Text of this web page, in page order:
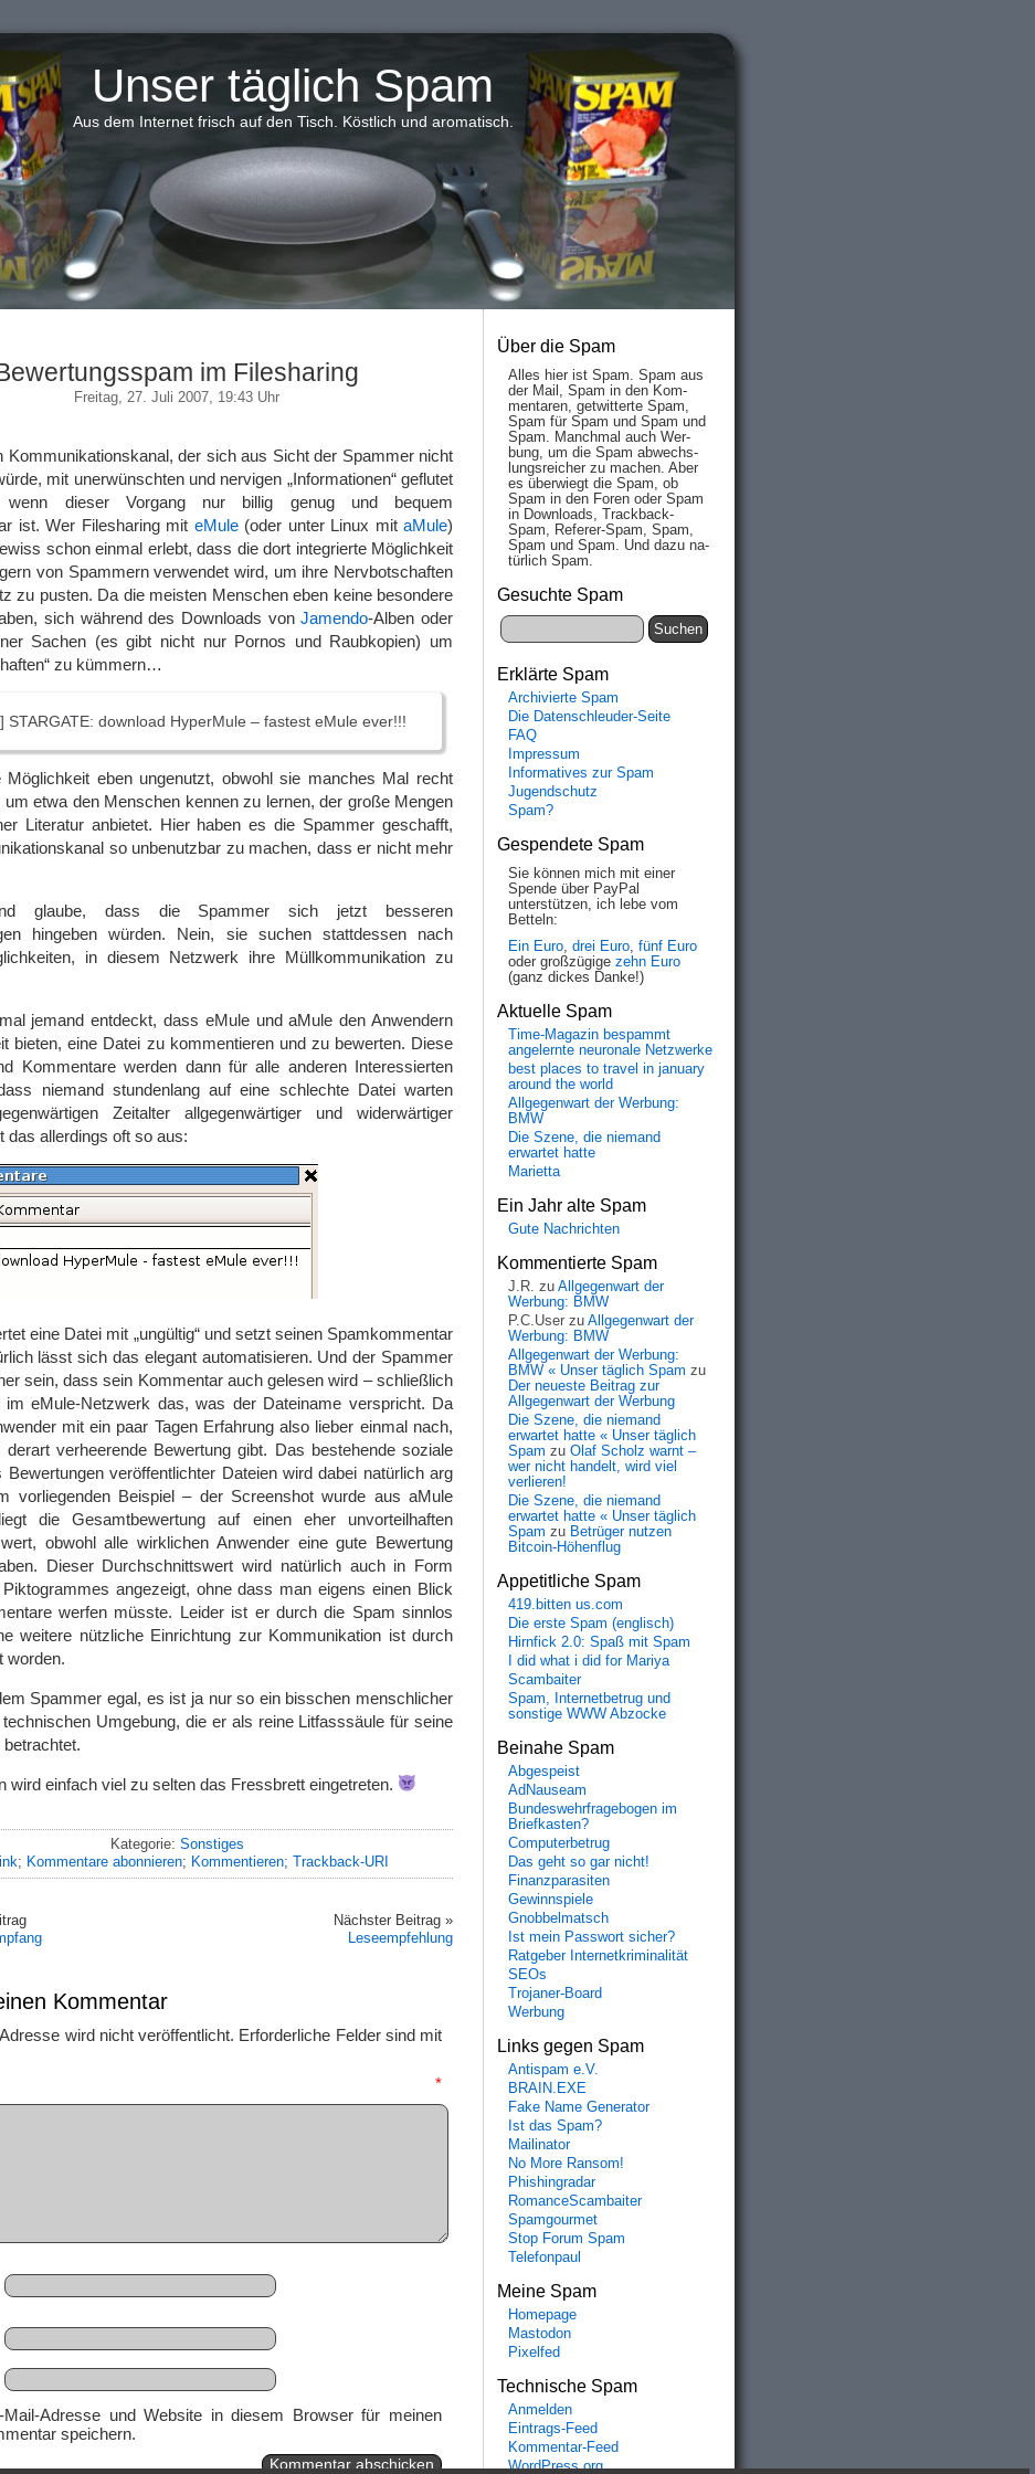
Unser täglich Spam
Aus dem Internet frisch auf den Tisch. Köstlich und aromatisch.
im Filesharing
Freitag, 27. Juli 2007, 19:43 Uhr
Kommunikationskanal, der sich aus Sicht der Spammer nicht
mit unerwünschten und nervigen „Informationen“ geflutet
dieser Vorgang nur billig genug und bequem
ist. Wer Filesharing mit eMule(oder unter Linux mit aMule)
schon einmal erlebt, dass die dort integrierte Möglichkeit
von Spammern verwendet wird, um ihre Nervbotschaften
zu pusten. Da die meisten Menschen eben keine besondere
sich während des Downloads vonJamendo-Alben oder
Sachen (es gibt nicht nur Pornos und Raubkopien) um
zu kümmern…
STARGATE: download HyperMule – fastest eMule ever!!!
eben ungenutzt, obwohl sie manches Mal recht
um etwa den Menschen kennen zu lernen, der große Mengen
Literatur anbietet. Hier haben es die Spammer geschafft,
so unbenutzbar zu machen, dass er nicht mehr
glaube, dass die Spammer sich jetzt besseren
hingeben würden. Nein, sie suchen stattdessen nach
in diesem Netzwerk ihre Müllkommunikation zu
jemand entdeckt, dass eMule und aMule den Anwendern
bieten, eine Datei zu kommentieren und zu bewerten. Diese
Kommentare werden dann für alle anderen Interessierten
niemand stundenlang auf eine schlechte Datei warten
Zeitalter allgegenwärtiger und widerwärtiger
das allerdings oft so aus:
eine Datei mit „ungültig“ und setzt seinen Spamkommentar
lässt sich das elegant automatisieren. Und der Spammer
sein, dass sein Kommentar auch gelesen wird – schließlich
eMule-Netzwerk das, was der Dateiname verspricht. Da
mit ein paar Tagen Erfahrung also lieber einmal nach,
verheerende Bewertung gibt. Das bestehende soziale
Bewertungen veröffentlichter Dateien wird dabei natürlich arg
vorliegenden Beispiel – der Screenshot wurde aus aMule
die Gesamtbewertung auf einen eher unvorteilhaften
obwohl alle wirklichen Anwender eine gute Bewertung
Dieser Durchschnittswert wird natürlich auch in Form
angezeigt, ohne dass man eigens einen Blick
werfen müsste. Leider ist er durch die Spam sinnlos
weitere nützliche Einrichtung zur Kommunikation ist durch
worden.
Spammer egal, es ist ja nur so ein bisschen menschlicher
Umgebung, die er als reine Litfasssäule für seine
wird einfach viel zu selten das Fressbrett eingetreten.
Kategorie: Sonstiges
; Kommentare abonnieren; Kommentieren; Trackback-URI
Nächster Beitrag »
Leseempfehlung
Kommentar
wird nicht veröffentlicht. Erforderliche Felder sind mit
*
Mail-Adresse und Website in diesem Browser für meinen
speichern.
Über die Spam
Alles hier ist Spam. Spam aus
der Mail, Spam in den Kom­
men­taren, ge­twit­ter­te Spam,
Spam für Spam und Spam und
Spam. Manch­mal auch Wer­
bung, um die Spam ab­wechs­
lungs­reich­er zu mach­en. Aber
es über­wiegt die Spam, ob
Spam in den Fo­ren oder Spam
in Down­loads, Track­back-
Spam, Re­fe­rer-Spam, Spam,
Spam und Spam. Und da­zu na­
tür­lich Spam.
Gesuchte Spam
Erklärte Spam
Archivierte Spam
Die Datenschleuder-Seite
FAQ
Impressum
Informatives zur Spam
Jugendschutz
Spam?
Gespendete Spam
Sie können mich mit einer
Spende über PayPal
unterstützen, ich lebe vom
Betteln:
Ein Euro, drei Euro, fünf Euro
oder großzügige zehn Euro
(ganz dickes Danke!)
Aktuelle Spam
Time-Magazin bespammt
angelernte neuronale Netzwerke
best places to travel in january
around the world
Allgegenwart der Werbung:
BMW
Die Szene, die niemand
erwartet hatte
Marietta
Ein Jahr alte Spam
Gute Nachrichten
Kommentierte Spam
J.R. zu Allgegenwart der
Werbung: BMW
P.C.User zu Allgegenwart der
Werbung: BMW
Allgegenwart der Werbung:
BMW « Unser täglich Spam zu
Der neueste Beitrag zur
Allgegenwart der Werbung
Die Szene, die niemand
erwartet hatte « Unser täglich
Spam zu Olaf Scholz warnt –
wer nicht handelt, wird viel
verlieren!
Die Szene, die niemand
erwartet hatte « Unser täglich
Spam zu Betrüger nutzen
Bitcoin-Höhenflug
Appetitliche Spam
419.bitten us.com
Die erste Spam (englisch)
Hirnfick 2.0: Spaß mit Spam
I did what i did for Mariya
Scambaiter
Spam, Internetbetrug und
sonstige WWW Abzocke
Beinahe Spam
Abgespeist
AdNauseam
Bundeswehrfragebogen im
Briefkasten?
Computerbetrug
Das geht so gar nicht!
Finanzparasiten
Gewinnspiele
Gnobbelmatsch
Ist mein Passwort sicher?
Ratgeber Internetkriminalität
SEOs
Trojaner-Board
Werbung
Links gegen Spam
Antispam e.V.
BRAIN.EXE
Fake Name Generator
Ist das Spam?
Mailinator
No More Ransom!
Phishingradar
RomanceScambaiter
Spamgourmet
Stop Forum Spam
Telefonpaul
Meine Spam
Homepage
Mastodon
Pixelfed
Technische Spam
Anmelden
Eintrags-Feed
Kommentar-Feed
WordPress.org